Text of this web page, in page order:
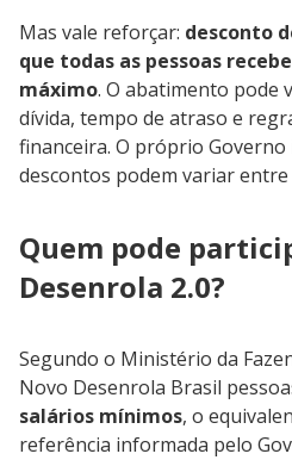
Mas vale reforçar: desconto
que todas as pessoas
máximo. O abatimento pode
dívida, tempo de atraso e
financeira. O próprio
descontos podem variar entre
Quem pode
Desenrola 2.0?
Segundo o Ministério da
Novo Desenrola Brasil
salários mínimos, o
referência informada pelo